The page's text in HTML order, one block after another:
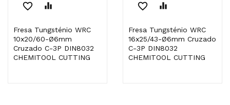
favorite_border equalizer
Fresa Tungsténio WRC
10x20/60-Ø6mm
Cruzado C-3P DIN8032
CHEMITOOL CUTTING
favorite_border equalizer
Fresa Tungsténio WRC
16x25/43-Ø6mm Cruzado
C-3P DIN8032
CHEMITOOL CUTTING